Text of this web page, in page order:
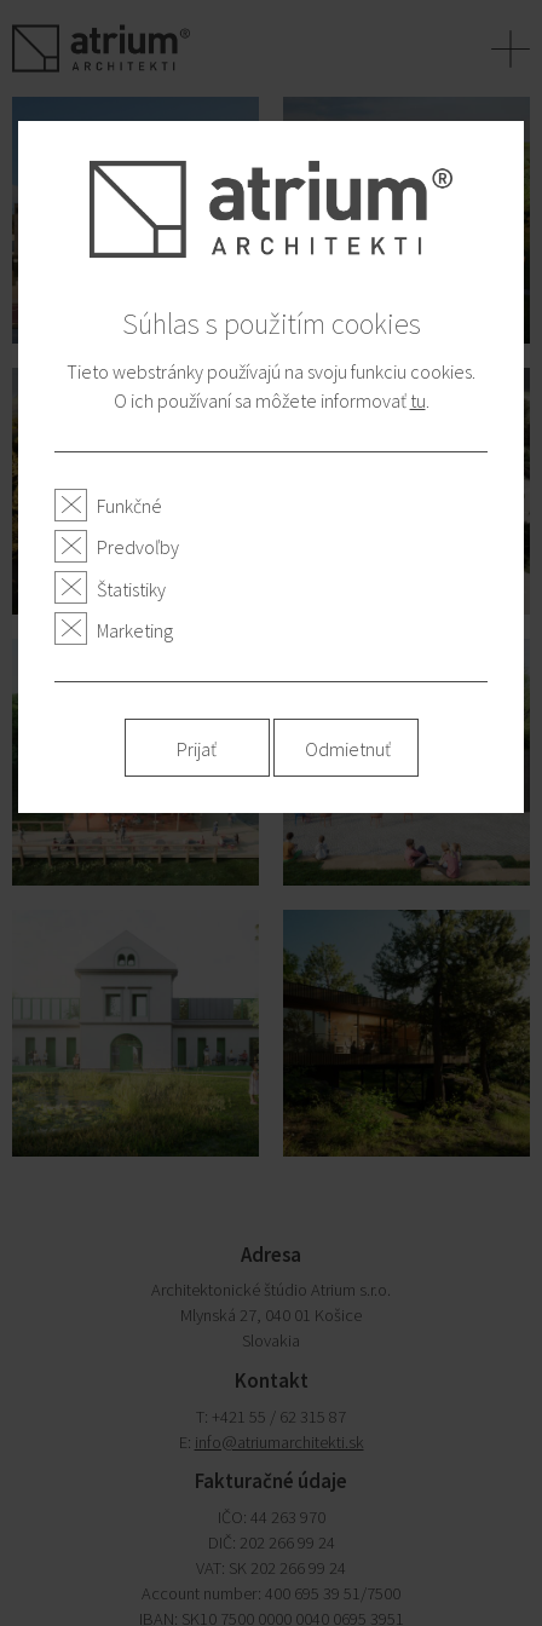
+
Adresa
Architektonické štúdio Atrium s.r.o.
Mlynská 27, 040 01 Košice
Slovakia
Kontakt
T: +421 55 / 62 315 87
E: info@atriumarchitekti.sk
Fakturačné údaje
IČO: 44 263 970
DIČ: 202 266 99 24
VAT: SK 202 266 99 24
Account number: 400 695 39 51/7500
IBAN: SK10 7500 0000 0040 0695 3951
Súhlas s použitím cookies
Tieto webstránky používajú na svoju funkciu cookies.
O ich používaní sa môžete informovať tu
Funkčné
Predvoľby
Štatistiky
Marketing
Prijať Odmietnuť